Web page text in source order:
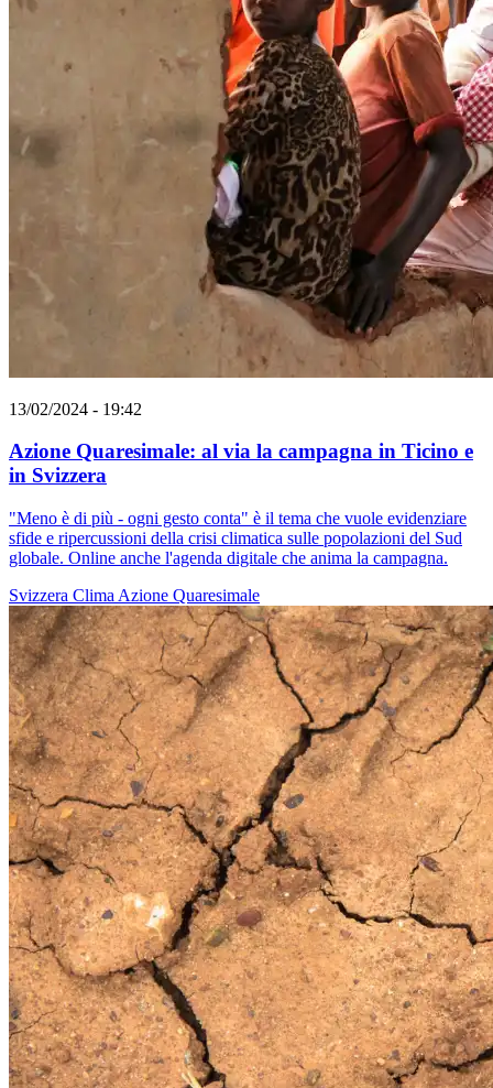
13/02/2024 - 19:42
Azione Quaresimale: al via la campagna in Ticino e
in Svizzera
"Meno è di più - ogni gesto conta" è il tema che vuole evidenziare
sfide e ripercussioni della crisi climatica sulle popolazioni del Sud
globale. Online anche l'agenda digitale che anima la campagna.
Svizzera Clima Azione Quaresimale